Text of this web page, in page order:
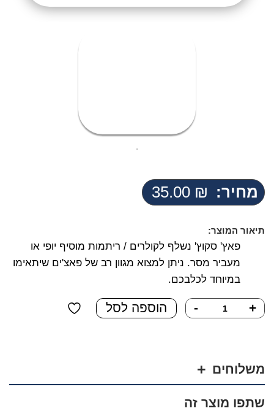
מחיר: 35.00 ₪
תיאור המוצר:
פאץ' סקוץ' נשלף לקולרים / ריתמות מוסיף יופי או
מעביר מסר. ניתן למצוא מגוון רב של פאצ'ים שיתאימו
במיוחד לכלבכם.
+
כמות
של
k-
9
- הוספה לסל
משלוחים
שתפו מוצר זה